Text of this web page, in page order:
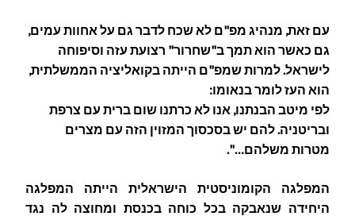
עם זאת, מנהיג מפ"ם לא שכח לדבר גם על אחוות עמים,
גם כאשר הוא תמך ב"שחרור" רצועת עזה וסיפוחה
לישראל. למרות שמפ"ם הייתה בקואליציה הממשלתית,
הוא העז לומר בנאומו:
לפי מיטב הבנתנו, אנו לא כרתנו שום ברית עם צרפת
ובריטניה. להם יש בסכסוך המזוין הזה עם מצרים
מטרות משלהם…".
המפלגה הקומוניסטית הישראלית הייתה המפלגה
היחידה שנאבקה בכל כוחה בכנסת ומחוצה לה נגד